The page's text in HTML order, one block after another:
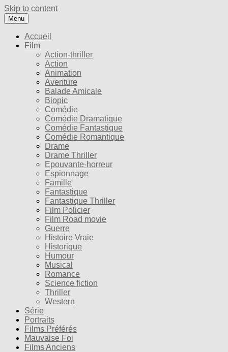
Skip to content
Menu
Accueil
Film
Action-thriller
Action
Animation
Aventure
Balade Amicale
Biopic
Comédie
Comédie Dramatique
Comédie Fantastique
Comédie Romantique
Drame
Drame Thriller
Epouvante-horreur
Espionnage
Famille
Fantastique
Fantastique Thriller
Film Policier
Film Road movie
Guerre
Histoire Vraie
Historique
Humour
Musical
Romance
Science fiction
Thriller
Western
Série
Portraits
Films Préférés
Mauvaise Foi
Films Anciens